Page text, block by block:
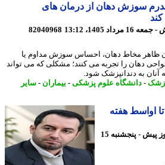
سوزش دهان از درمان های
82040968
مخاط دهان، احساس سوزش مداوم یا
دهان را تجربه می کنند؛ مشکلی که می تواند
به دندانپزشک شود.
-دانشگاه علوم پزشکی-بیماران- سایر
هفته
3 روز پیش - پنجشنبه 15